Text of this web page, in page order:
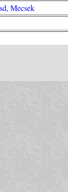
Mecsek